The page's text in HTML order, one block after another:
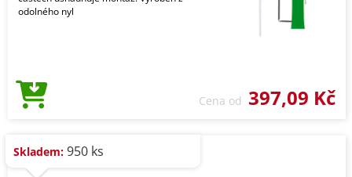
odolného nyl
Cena od 397,09 Kč
Skladem: 950 ks